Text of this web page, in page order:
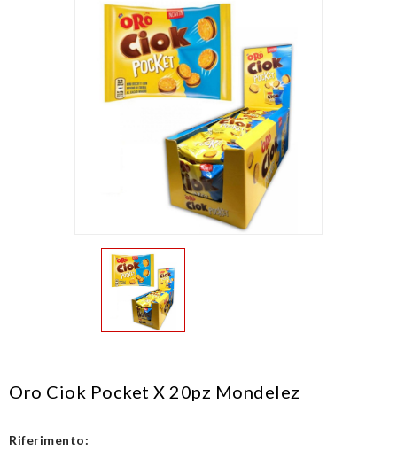
Oro Ciok Pocket X 20pz Mondelez
Riferimento: